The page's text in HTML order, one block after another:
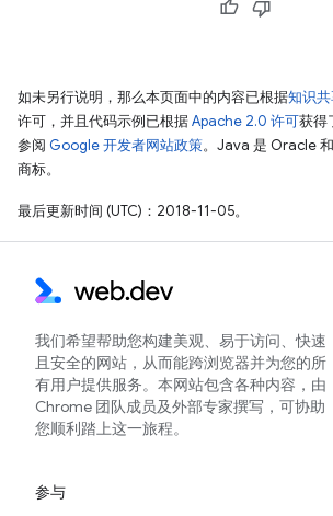
如未另行说明，那么本页面中的内容已根据知识
许可，并且代码示例已根据Apache 2.0 许可获得
参阅 Google 开发者网站政策。Java 是 Oracle
商标。
最后更新时间 (UTC)：2018-11-05。
我们希望帮助您构建美观、易于访问、快速
且安全的网站，从而能跨浏览器并为您的所
有用户提供服务。本网站包含各种内容，由
Chrome 团队成员及外部专家撰写，可协助
您顺利踏上这一旅程。
参与